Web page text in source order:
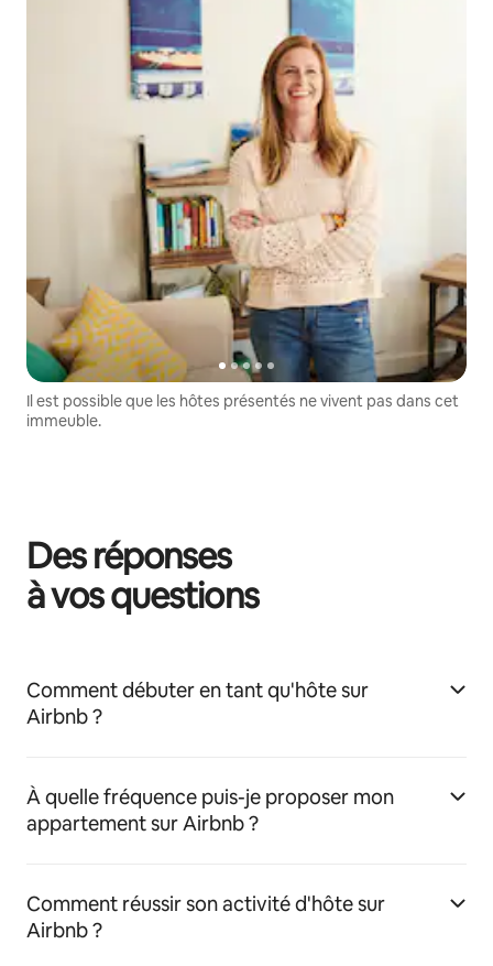
Il est possible que les hôtes présentés ne vivent pas dans cet
immeuble.
Des réponses
à vos questions
Comment débuter en tant qu'hôte sur
Airbnb ?
À quelle fréquence puis-je proposer mon
appartement sur Airbnb ?
Comment réussir son activité d'hôte sur
Airbnb ?